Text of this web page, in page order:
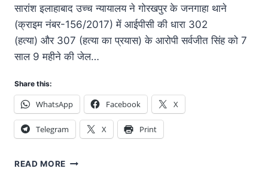
सारांश इलाहाबाद उच्च न्यायालय ने गोरखपुर के जनगाहा थाने
(क्राइम नंबर-156/2017) में आईपीसी की धारा 302
(हत्या) और 307 (हत्या का प्रयास) के आरोपी सर्वजीत सिंह को 7
साल 9 महीने की जेल…
Share this:
WhatsApp Facebook X
Telegram X Print
READ MORE